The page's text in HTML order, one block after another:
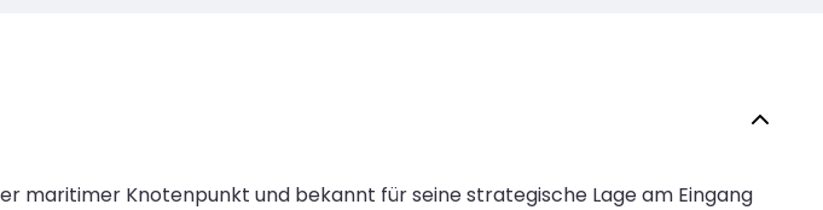
maritimer Knotenpunkt und bekannt für seine strategische Lage am Eingang